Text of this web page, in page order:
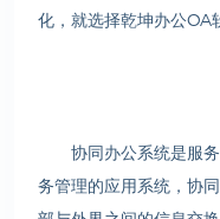
化，就选择乾坤办公OA
协同办公系统是服务
务管理的应用系统，协